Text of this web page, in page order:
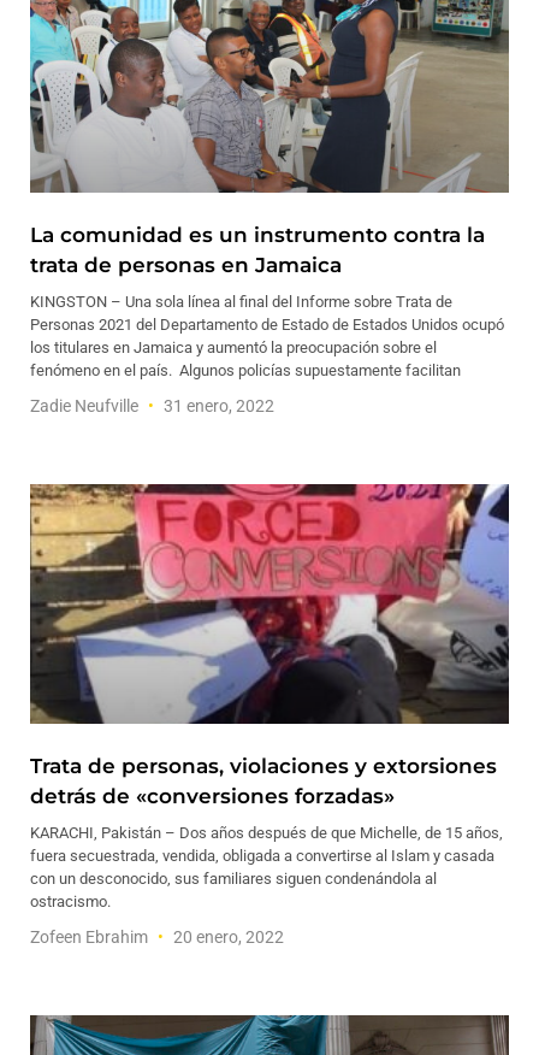
La comunidad es un instrumento contra la
trata de personas en Jamaica
KINGSTON – Una sola línea al final del Informe sobre Trata de
Personas 2021 del Departamento de Estado de Estados Unidos ocupó
los titulares en Jamaica y aumentó la preocupación sobre el
fenómeno en el país. Algunos policías supuestamente facilitan
Zadie Neufville 31 enero, 2022
Trata de personas, violaciones y extorsiones
detrás de «conversiones forzadas»
KARACHI, Pakistán – Dos años después de que Michelle, de 15 años,
fuera secuestrada, vendida, obligada a convertirse al Islam y casada
con un desconocido, sus familiares siguen condenándola al
ostracismo.
Zofeen Ebrahim 20 enero, 2022